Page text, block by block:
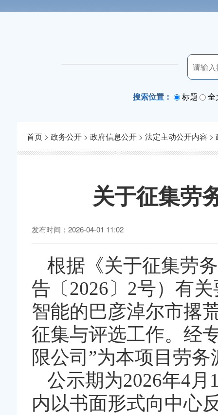
搜索位置： 标题 全
首页 > 政务公开 > 政府信息公开 > 法定主动公开内容 >
关于征集劳
发布时间：2026-04-01 11:02
根据《关于征集劳
告〔2026〕2号）有
智能的巴彦淖尔市撂
征集与评选工作。经
限公司”为本项目劳
公示期为2026年4
内以书面形式向中心